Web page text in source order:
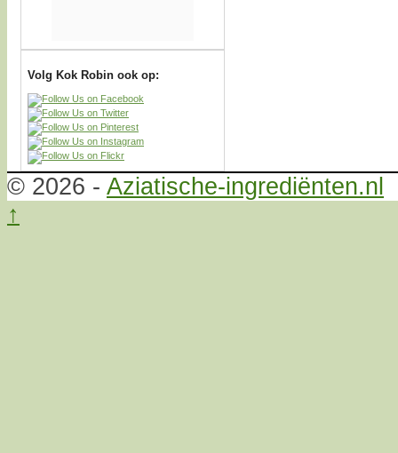
Volg Kok Robin ook op:
© 2026 - Aziatische-ingrediënten.nl
↑